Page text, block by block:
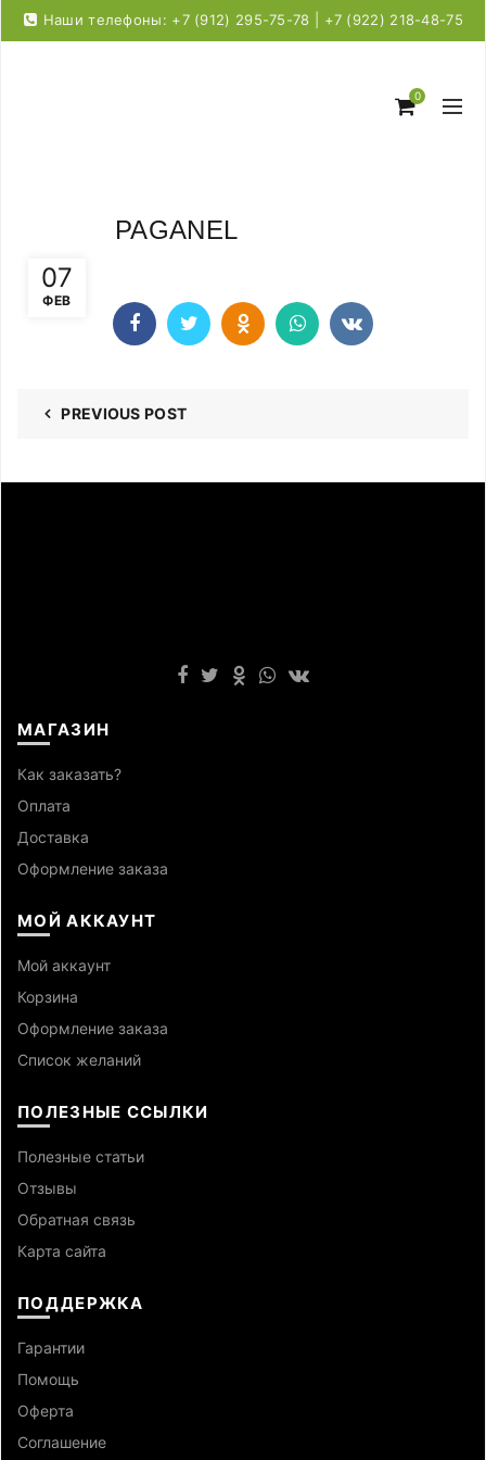
Наши телефоны: +7 (912) 295-75-78 | +7 (922) 218-48-75
0
07
ФЕВ
PAGANEL
PREVIOUS POST
МАГАЗИН
Как заказать?
Оплата
Доставка
Оформление заказа
МОЙ АККАУНТ
Мой аккаунт
Корзина
Оформление заказа
Список желаний
ПОЛЕЗНЫЕ ССЫЛКИ
Полезные статьи
Отзывы
Обратная связь
Карта сайта
ПОДДЕРЖКА
Гарантии
Помощь
Оферта
Cоглашение